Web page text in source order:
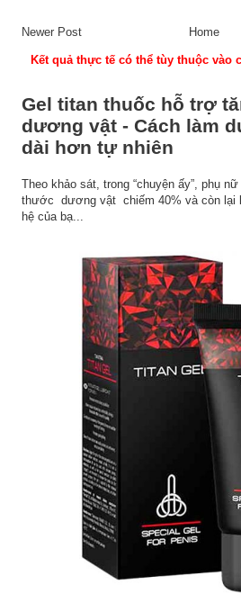
Newer Post Home
Kết quả thực tế có thể tùy thuộc vào
Gel titan thuốc hỗ trợ
dương vật - Cách làm
dài hơn tự nhiên
Theo khảo sát, trong “chuyện ấy”, phụ
thước dương vật chiếm 40% và còn lại
hệ của bạ...